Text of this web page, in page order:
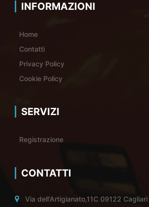
INFORMAZIONI
Home
Contatti
Privacy Policy
Cookie Policy
SERVIZI
Registrazione
CONTATTI
Via dell'Artigianato,11C 09122 Cagliari